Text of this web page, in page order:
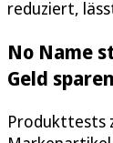
reduziert,
No Name
Geld sparen
Produkttests